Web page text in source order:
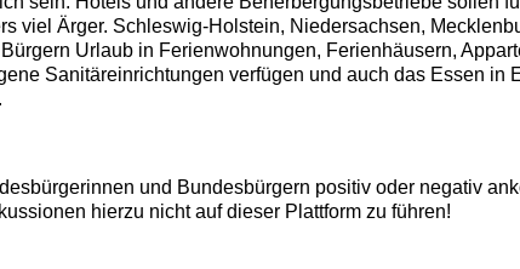
viel Ärger. Schleswig-Holstein, Niedersachsen,
Urlaub in Ferienwohnungen, Ferienhäusern,
Sanitäreinrichtungen verfügen und auch das Essen in
und Bundesbürgern positiv oder negativ
hierzu nicht auf dieser Plattform zu führen!